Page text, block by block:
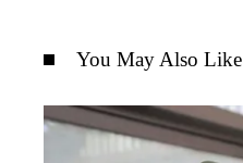
You May Also Like